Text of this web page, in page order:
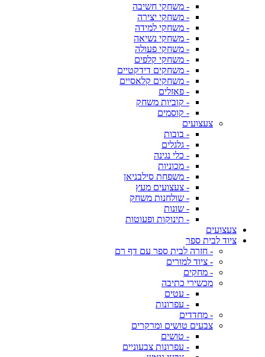
- משחקי חשיבה
- משחקי יצירה
- משחקי למידה
- משחקי נשיאה
- משחקי פעולה
- משחקי קלפים
- משחקים דידקטיים
- משחקים קלאסיים
- פאזלים
- קוביות משחק
- קוסמים
צעצועים
- בובות
- גלגלים
- כלי נגינה
- מכוניות
- משפחת סילבניאן
- צעצועים מעץ
- שולחנות משחק
- שונות
- תינוקות ופעוטות
צעצועים
ציוד לבית ספר
- חזרה לבית ספר עם דף רם
- ציוד למורים
- מחקים
מכשירי כתיבה
- עטים
- עפרונות
- מחדדים
צבעים טושים ומרקרים
- טושים
- עפרונות צבעוניים